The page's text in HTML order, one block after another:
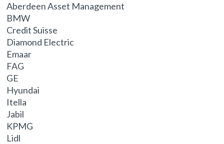
Aberdeen Asset Management
BMW
Credit Suisse
Diamond Electric
Emaar
FAG
GE
Hyundai
Itella
Jabil
KPMG
Lidl